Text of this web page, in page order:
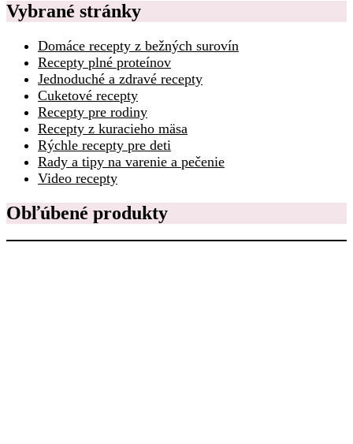
Vybrané stránky
Domáce recepty z bežných surovín
Recepty plné proteínov
Jednoduché a zdravé recepty
Cuketové recepty
Recepty pre rodiny
Recepty z kuracieho mäsa
Rýchle recepty pre deti
Rady a tipy na varenie a pečenie
Video recepty
Obľúbené produkty